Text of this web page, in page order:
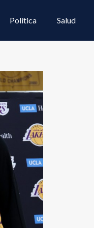
Política Salud